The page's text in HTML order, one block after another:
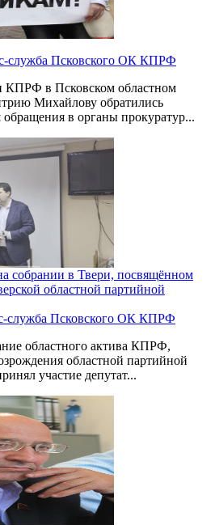
служба Псковского ОК КПРФ
КПРФ в Псковском областном
Михайлову обратились
в органы прокуратур...
собрании в Твери, посвящённом
областной партийной
служба Псковского ОК КПРФ
областного актива КПРФ,
областной партийной
участие депутат...